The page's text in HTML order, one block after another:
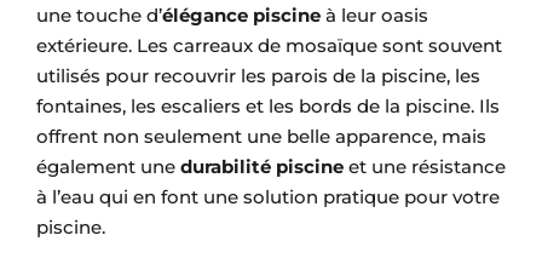
une touche d’élégance piscineà leur oasis
extérieure. Les carreaux de mosaïque sont souvent
utilisés pour recouvrir les parois de la piscine, les
fontaines, les escaliers et les bords de la piscine. Ils
offrent non seulement une belle apparence, mais
également une durabilité piscineet une résistance
à l’eau qui en font une solution pratique pour votre
piscine.